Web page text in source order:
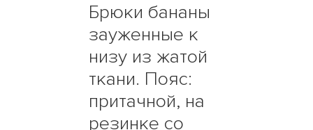
Брюки бананы
зауженные к
низу из жатой
ткани. Пояс:
притачной, на
резинке со